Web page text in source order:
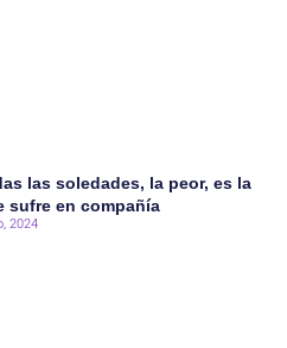
las soledades, la peor, es la
sufre en compañía
2024